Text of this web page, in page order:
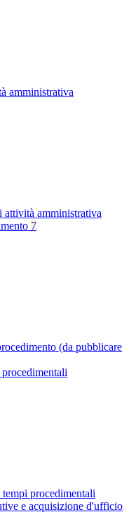
amministrativa
attività amministrativa
7
(da pubblicare
procedimentali
e acquisizione d'ufficio